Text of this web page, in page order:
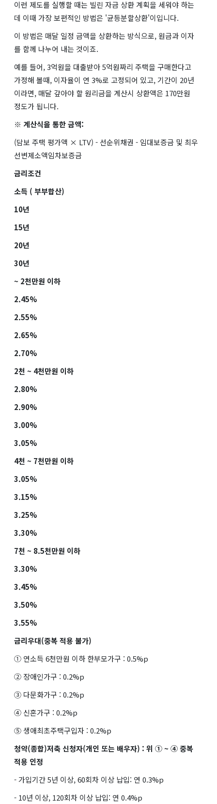
이런 제도를 실행할 때는 빌린 자금 상환 계획을 세워야 하는
데 이때 가장 보편적인 방법은 '균등분할상환'이입니다.
이 방법은 매달 일정 금액을 상환하는 방식으로, 원금과 이자
를 함께 나누어 내는 것이죠.
예를 들어, 3억원을 대출받아 5억원짜리 주택을 구매한다고
가정해 볼때, 이자율이 연 3%로 고정되어 있고, 기간이 20년
이라면, 매달 갚아야 할 원리금을 계산시 상환액은 170만원
정도가 됩니다.
※ 계산식을 통한 금액:
(담보 주택 평가액 × LTV) - 선순위채권 - 임대보증금 및 최우
선변제소액임차보증금
금리조건
소득 ( 부부합산)
10년
15년
20년
30년
~ 2천만원 이하
2.45%
2.55%
2.65%
2.70%
2천 ~ 4천만원 이하
2.80%
2.90%
3.00%
3.05%
4천 ~ 7천만원 이하
3.05%
3.15%
3.25%
3.30%
7천 ~ 8.5천만원 이하
3.30%
3.45%
3.50%
3.55%
금리우대(중복 적용 불가)
① 연소득 6천만원 이하 한부모가구 : 0.5%p
② 장애인가구 : 0.2%p
③ 다문화가구 : 0.2%p
④ 신혼가구 : 0.2%p
⑤ 생애최초주택구입자 : 0.2%p
청약(종합)저축 신청자(개인 또는 배우자) : 위 ① ~ ④ 중복
적용 인정
- 가입기간 5년 이상, 60회차 이상 납입: 연 0.3%p
- 10년 이상, 120회차 이상 납입: 연 0.4%p